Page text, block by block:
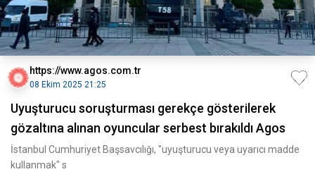
https://www.agos.com.tr
08 Ekim 2025 21:25
Uyuşturucu soruşturması gerekçe gösterilerek
gözaltına alınan oyuncular serbest bırakıldı Agos
İstanbul Cumhuriyet Başsavcılığı, "uyuşturucu veya uyarıcı madde
kullanmak" s